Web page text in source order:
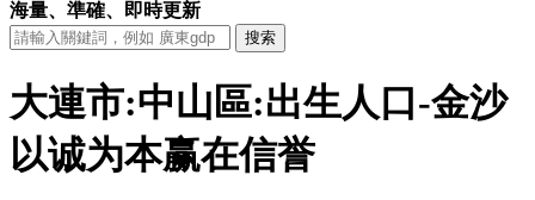
海量、準確、即時更新
大連市:中山區:出生人口-金沙
以诚为本赢在信誉